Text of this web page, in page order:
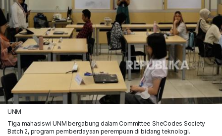
UNM
Tiga mahasiswi UNM bergabung dalam Committee SheCodes Society
Batch 2, program pemberdayaan perempuan di bidang teknologi.